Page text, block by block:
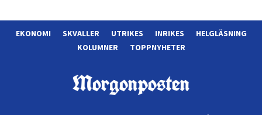
EKONOMI SKVALLER UTRIKES INRIKES
HELGLÄSNING
KOLUMNER
TOPPNYHETER